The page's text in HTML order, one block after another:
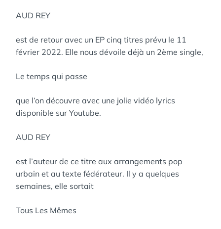
AUD REY
est de retour avec un EP cinq titres prévu le 11
février 2022. Elle nous dévoile déjà un 2ème single,
Le temps qui passe
que l’on découvre avec une jolie vidéo lyrics
disponible sur Youtube.
AUD REY
est l’auteur de ce titre aux arrangements pop
urbain et au texte fédérateur. Il y a quelques
semaines, elle sortait
Tous Les Mêmes